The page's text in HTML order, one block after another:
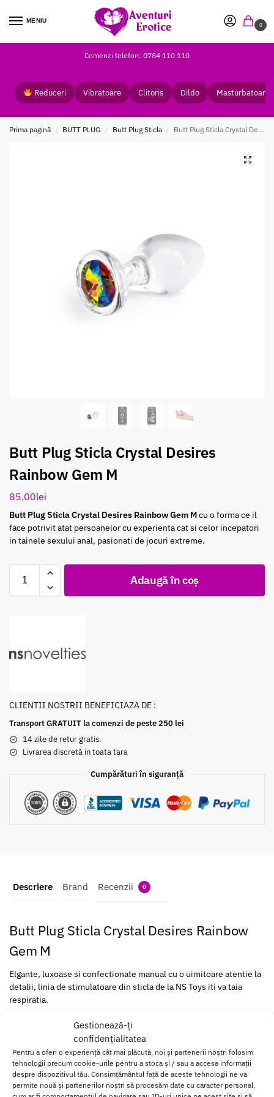
Gestionează-ți
confidențialitatea
Pentru a oferi o experiență cât mai plăcută, noi și partenerii noștri folosim
tehnologii precum cookie-urile pentru a stoca și / sau a accesa informații
despre dispozitivul tău. Consimțământul față de aceste tehnologii ne va
permite nouă și partenerilor noștri să procesăm date cu caracter personal,
MENIU
0
Comenzi telefon: 0784 110 110
Reduceri Vibratoare Clitoris Dildo Masturbatoare
Prima pagină / BUTT PLUG / Butt Plug Sticla / Butt Plug Sticla Crystal Desires Rainbow Gem M
Butt Plug Sticla Crystal Desires
Rainbow Gem M
85.00lei
Butt Plug Sticla Crystal Desires Rainbow Gem Mcu o forma ce il
face potrivit atat persoanelor cu experienta cat si celor incepatori
in tainele sexului anal, pasionati de jocuri extreme.
Adaugă în coș
CLIENTII NOSTRII BENEFICIAZA DE :
Transport GRATUIT la comenzi de peste 250 lei
14 zile de retur gratis.
Livrarea discretă in toata tara
Cumpărături în siguranță
Descriere Brand Recenzii 0
Butt Plug Sticla Crystal Desires Rainbow
Gem M
Elgante, luxoase si confectionate manual cu o uimitoare atentie la
detalii, linia de stimulatoare din sticla de la NS Toys iti va taia
respiratia.
Fiecare accesoriu este suflat individual si este unic.
Sticla este durablia, rezistenta, hipoalergenica sisigura pentru
corp.
Iar daca vei avea grija de o jucarie sexuala NS Toys, acesta va fi un